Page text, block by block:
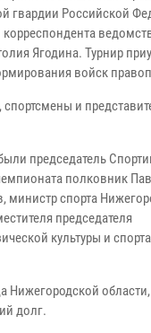
гвардии Российской
Ягодина. Турнир
войск
спортсмены и
председатель
полковник
министр спорта
председателя
культуры и спорта
Нижегородской
долг.